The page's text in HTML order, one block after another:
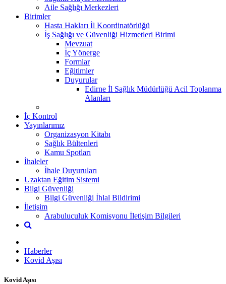
Aile Sağlığı Merkezleri
Birimler
Hasta Hakları İl Koordinatörlüğü
İş Sağlığı ve Güvenliği Hizmetleri Birimi
Mevzuat
İç Yönerge
Formlar
Eğitimler
Duyurular
Edirne İl Sağlık Müdürlüğü Acil Toplanma
Alanları
İç Kontrol
Yayınlarımız
Organizasyon Kitabı
Sağlık Bültenleri
Kamu Spotları
İhaleler
İhale Duyuruları
Uzaktan Eğitim Sistemi
Bilgi Güvenliği
Bilgi Güvenliği İhlal Bildirimi
İletişim
Arabuluculuk Komisyonu İletişim Bilgileri
Haberler
Kovid Aşısı
Kovid Aşısı